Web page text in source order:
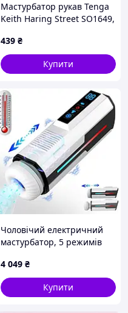
Мастурбатор рукав Tenga
Keith Haring Street SO1649,
439 ₴
Купити
Чоловічий електричний
мастурбатор, 5 режимів
та вібрації, функція
нагрівання, чоловіча секс-
іграшка
4 049 ₴
Купити